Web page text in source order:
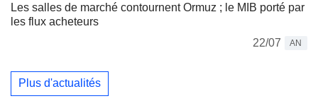
Les salles de marché contournent Ormuz ; le MIB porté par
les flux acheteurs
22/07
AN
Plus d'actualités